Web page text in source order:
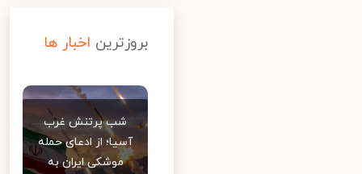
بروزترین اخبار ها
شب پرتنش غرب
آسیا؛ از ادعای حمله
موشکی ایران به